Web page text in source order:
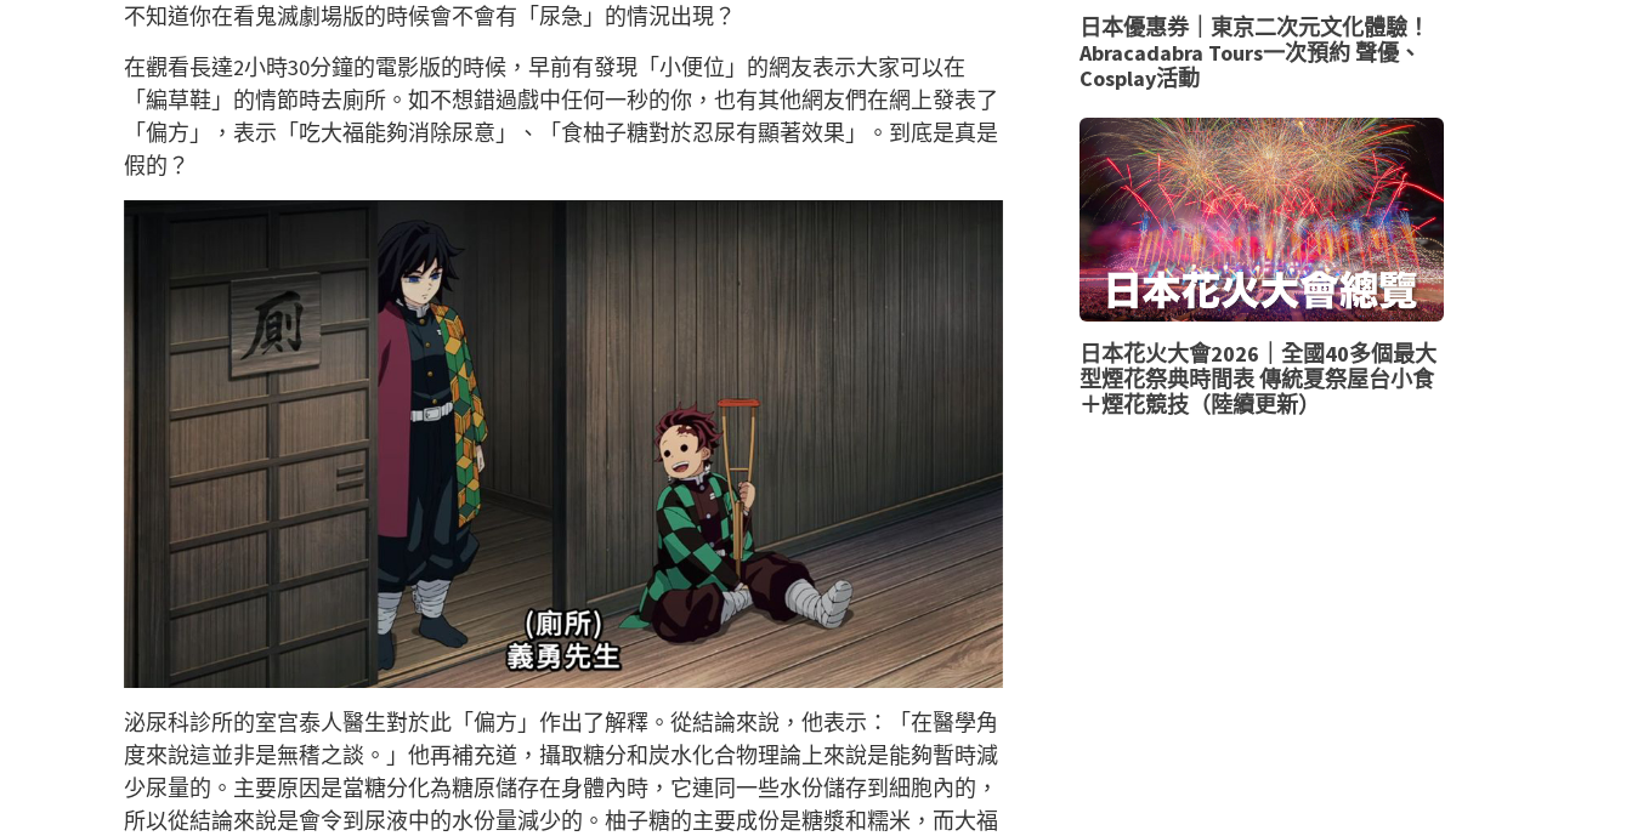
不知道你在看鬼滅劇場版的時候會不會有「尿急」的情況出現？
在觀看長達2小時30分鐘的電影版的時候，早前有發現「小便位」的網友表示大家可以在
「編草鞋」的情節時去廁所。如不想錯過戲中任何一秒的你，也有其他網友們在網上發表了
「偏方」，表示「吃大福能夠消除尿意」、「食柚子糖對於忍尿有顯著效果」。到底是真是
假的？
泌尿科診所的室宫泰人醫生對於此「偏方」作出了解釋。從結論來說，他表示：「在醫學角
度來說這並非是無䅲之談。」他再補充道，攝取糖分和炭水化合物理論上來說是能夠暫時減
少尿量的。主要原因是當糖分化為糖原儲存在身體內時，它連同一些水份儲存到細胞內的，
所以從結論來說是會令到尿液中的水份量減少的。柚子糖的主要成份是糖漿和糯米，而大福
日本優惠券｜東京二次元文化體驗！
Abracadabra Tours一次預約 聲優、
Cosplay活動
日本花火大會2026｜全國40多個最大
型煙花祭典時間表 傳統夏祭屋台小食
＋煙花競技（陸續更新）